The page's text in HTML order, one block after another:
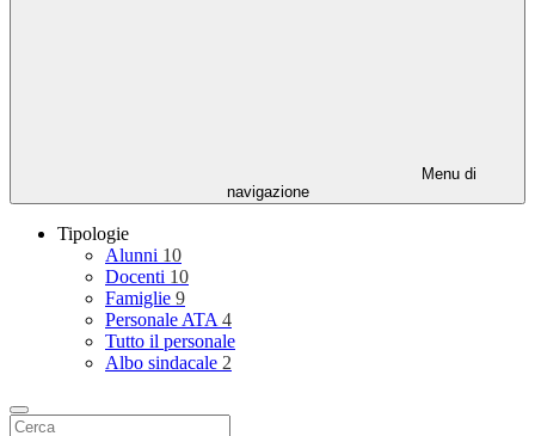
Menu di
navigazione
Tipologie
Alunni 10
Docenti 10
Famiglie 9
Personale ATA 4
Tutto il personale
Albo sindacale 2